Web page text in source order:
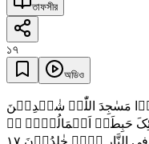
তাফসীর
১৭
অডিও
مَسٰجِدَ اللّٰہِ شٰہِدِیۡنَ
حَبِطَتۡ اَعۡمَالُہُمۡ